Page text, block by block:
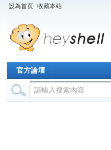
設為首頁 收藏本站
官方論壇